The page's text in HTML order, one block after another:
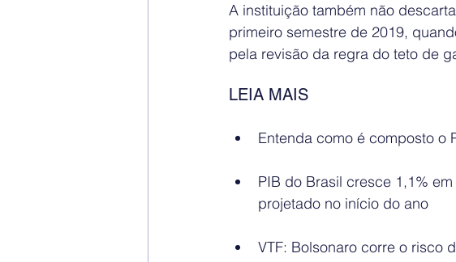
A instituição também não
primeiro semestre de 2019,
pela revisão da regra do teto de
LEIA MAIS
Entenda como é composto o
PIB do Brasil cresce 1,1%
projetado no início do ano
VTF: Bolsonaro corre o risco